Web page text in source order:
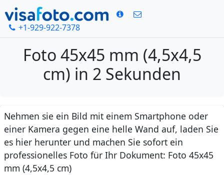
+1-929-922-7378
Foto 45x45 mm (4,5x4,5
cm) in 2 Sekunden
Nehmen sie ein Bild mit einem Smartphone oder
einer Kamera gegen eine helle Wand auf, laden Sie
es hier herunter und machen Sie sofort ein
professionelles Foto für Ihr Dokument: Foto 45x45
mm (4,5x4,5 cm)